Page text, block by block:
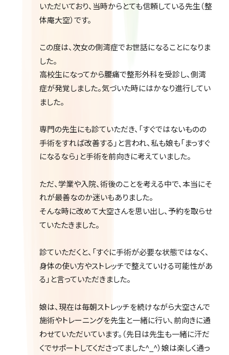
いただいており、当時からとても信頼している先生（整
体庵大空）です。
この度は、次女の側湾症でお世話になることになりま
した。
高校生になってから腰痛で整形外科を受診し、側湾
症が発覚しました。気づいた時にはかなり進行してい
ました。
専門の先生にも診ていただき、「すぐではないものの
手術をすれば改善する」と言われ、私も娘も「まっすぐ
になるなら」と手術を前向きに考えていました。
ただ、学業や入院、術後のことを考える中で、本当にそ
れが最善なのか迷いもありました。
そんな時に改めて大空さんを思い出し、予約を取らせ
ていたたきました。
診ていただくと、「すぐに手術が必要な状態ではなく、
身体の使い方やストレッチで整えていける可能性があ
る」と言っていただきました。
娘は、現在は毎朝ストレッチを続けながら大空さんで
施術やトレーニングを先生と一緒に行い、前向きに通
わせていただいています。（先日は先生も一緒に汗だ
くでサポートしてくださってました^_^）娘は楽しく通っ